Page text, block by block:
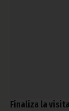
Finaliza la